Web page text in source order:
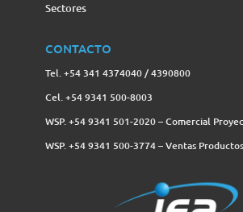
Sectores
CONTACTO
Tel. +54 341 4374040 / 4390800
Cel. +54 9341 500-8003
WSP. +54 9341 501-2020 – Comercial
WSP. +54 9341 500-3774‬ – Ventas Productos